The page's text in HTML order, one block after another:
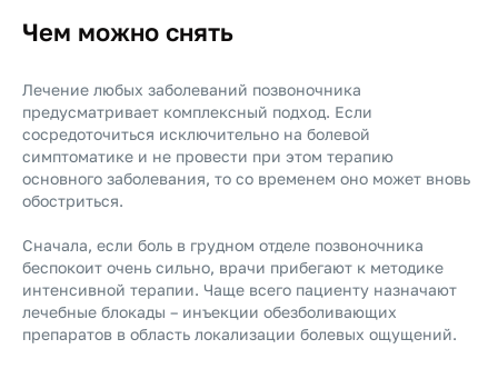
Чем можно снять
Лечение любых заболеваний позвоночника
предусматривает комплексный подход. Если
сосредоточиться исключительно на болевой
симптоматике и не провести при этом терапию
основного заболевания, то со временем оно может вновь
обостриться.
Сначала, если боль в грудном отделе позвоночника
беспокоит очень сильно, врачи прибегают к методике
интенсивной терапии. Чаще всего пациенту назначают
лечебные блокады – инъекции обезболивающих
препаратов в область локализации болевых ощущений.